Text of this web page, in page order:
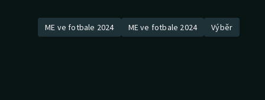
Cyklistika
Biatlon
ME ve fotbale 2024 ME ve fotbale 2024 Výběr